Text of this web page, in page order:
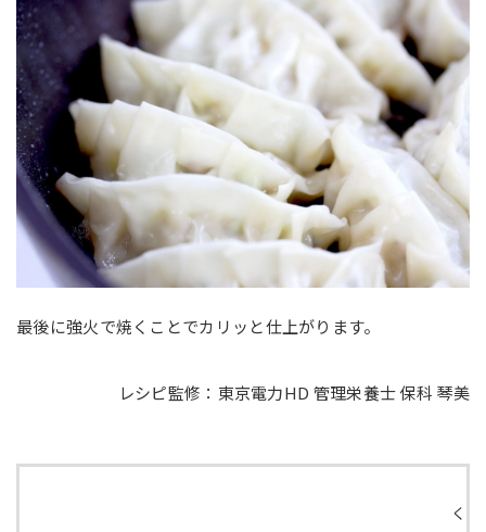
最後に強火で焼くことでカリッと仕上がります。
レシピ監修：東京電力HD 管理栄養士 保科 琴美
く